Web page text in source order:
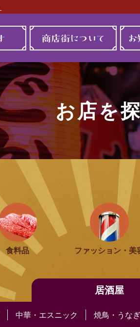
お店を探す 商
お店を
食料品 ファッション・美
居酒屋
中華・エスニック 焼鳥・うなぎ